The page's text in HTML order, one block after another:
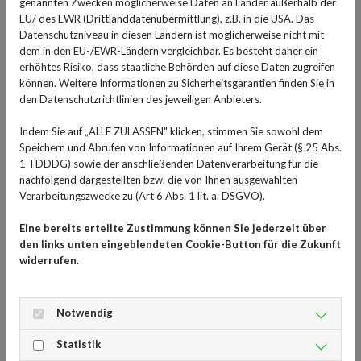
Bewältigung von emotionalen Herausforderungen und
psychischen Erkrankungen leisten. Psychotherapie
bietet dabei einen sicheren Raum, um Gefühle und
Gedanken zu erkunden, hilft bei der Entwicklung
gesunder Bewältigungsstrategien und fördert das
Verhaltensmustern. Dadurch kann Psychotherapie
helfen, psychische Erkrankungen wie Depressionen,
Angststörungen oder Traumata zu behandeln. Zudem
bietet Psychotherapie auch Unterstützung in
Wachstum und verbessert die Lebensqualität.
Psychotherapie unterstützt dabei nicht erst im
besonders hilfreich sein, wenn Verhaltensstrukturen
noch nicht gefestigt sind.
EU/ des EWR (Drittlanddatenübermittlung), z.B. in die USA. Das
Datenschutzniveau in diesen Ländern ist möglicherweise nicht mit
dem in den EU-/EWR-Ländern vergleichbar. Es besteht daher ein
erhöhtes Risiko, dass staatliche Behörden auf diese Daten zugreifen
können. Weitere Informationen zu Sicherheitsgarantien finden Sie in
den Datenschutzrichtlinien des jeweiligen Anbieters.
Indem Sie auf „ALLE ZULASSEN" klicken, stimmen Sie sowohl dem
Speichern und Abrufen von Informationen auf Ihrem Gerät (§ 25 Abs.
1 TDDDG) sowie der anschließenden Datenverarbeitung für die
nachfolgend dargestellten bzw. die von Ihnen ausgewählten
Verarbeitungszwecke zu (Art 6 Abs. 1 lit. a. DSGVO).
Eine bereits erteilte Zustimmung können Sie jederzeit über
den links unten eingeblendeten Cookie-Button für die Zukunft
widerrufen.
Notwendig
Statistik